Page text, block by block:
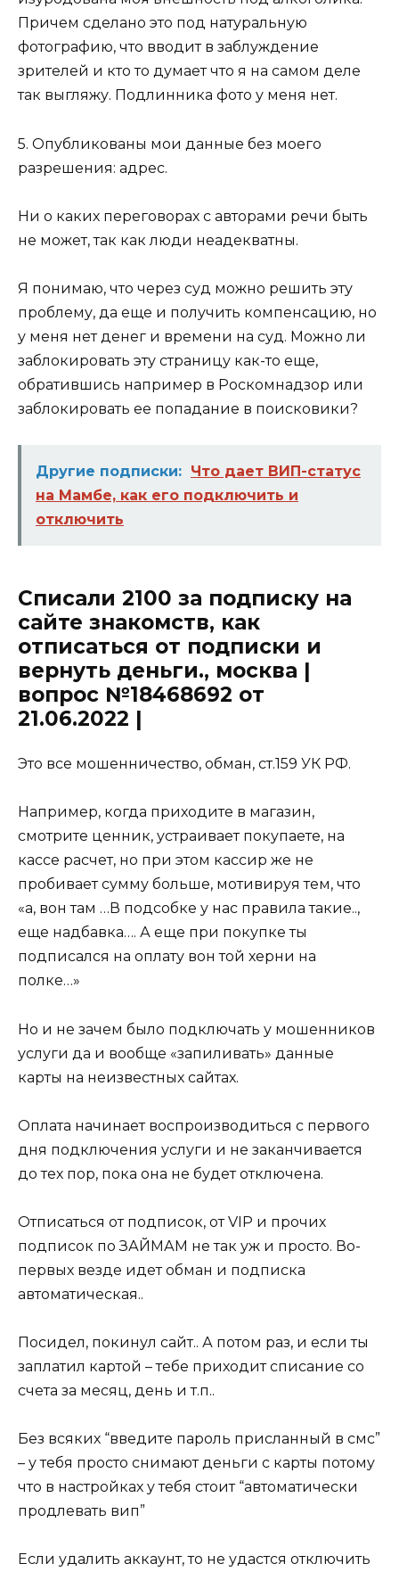
Причем сделано это под натуральную
фотографию, что вводит в заблуждение
зрителей и кто то думает что я на самом деле
так выгляжу. Подлинника фото у меня нет.
5. Опубликованы мои данные без моего
разрешения: адрес.
Ни о каких переговорах с авторами речи быть
не может, так как люди неадекватны.
Я понимаю, что через суд можно решить эту
проблему, да еще и получить компенсацию, но
у меня нет денег и времени на суд. Можно ли
заблокировать эту страницу как-то еще,
обратившись например в Роскомнадзор или
заблокировать ее попадание в поисковики?
Другие подписки: Что дает ВИП-статус
на Мамбе, как его подключить и
отключить
Списали 2100 за подписку на
сайте знакомств, как
отписаться от подписки и
вернуть деньги., москва |
вопрос №18468692 от
21.06.2022 |
Это все мошенничество, обман, ст.159 УК РФ.
Например, когда приходите в магазин,
смотрите ценник, устраивает покупаете, на
кассе расчет, но при этом кассир же не
пробивает сумму больше, мотивируя тем, что
«а, вон там …В подсобке у нас правила такие..,
еще надбавка…. А еще при покупке ты
подписался на оплату вон той херни на
полке…»
Но и не зачем было подключать у мошенников
услуги да и вообще «запиливать» данные
карты на неизвестных сайтах.
Оплата начинает воспроизводиться с первого
дня подключения услуги и не заканчивается
до тех пор, пока она не будет отключена.
Отписаться от подписок, от VIP и прочих
подписок по ЗАЙМАМ не так уж и просто. Во-
первых везде идет обман и подписка
автоматическая..
Посидел, покинул сайт.. А потом раз, и если ты
заплатил картой – тебе приходит списание со
счета за месяц, день и т.п..
Без всяких “введите пароль присланный в смс”
– у тебя просто снимают деньги с карты потому
что в настройках у тебя стоит “автоматически
продлевать вип”
Если удалить аккаунт, то не удастся отключить